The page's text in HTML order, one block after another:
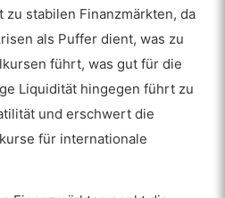
stabilen Finanzmärkten, da
als Puffer dient, was zu
führt, was gut für die
Liquidität hingegen führt zu
und erschwert die
für internationale